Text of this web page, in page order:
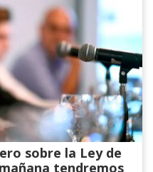
sobre la Ley de
tendremos